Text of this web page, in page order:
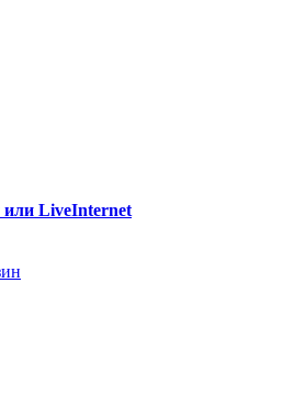
или LiveInternet